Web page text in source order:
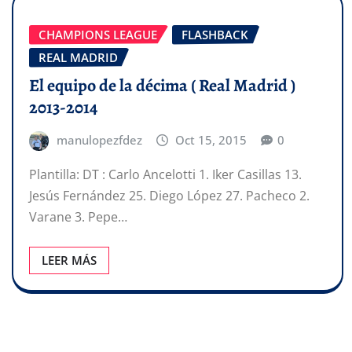
CHAMPIONS LEAGUE
FLASHBACK
REAL MADRID
El equipo de la décima ( Real Madrid )
2013-2014
manulopezfdez Oct 15, 2015 0
Plantilla: DT : Carlo Ancelotti 1. Iker Casillas 13.
Jesús Fernández 25. Diego López 27. Pacheco 2.
Varane 3. Pepe…
LEER MÁS